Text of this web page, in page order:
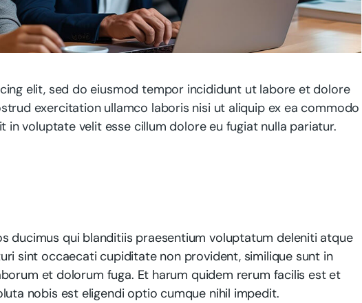
elit, sed do eiusmod tempor incididunt ut labore et dolore
exercitation ullamco laboris nisi ut aliquip ex ea commodo
voluptate velit esse cillum dolore eu fugiat nulla pariatur.
ducimus qui blanditiis praesentium voluptatum deleniti atque
sint occaecati cupiditate non provident, similique sunt in
et dolorum fuga. Et harum quidem rerum facilis est et
nobis est eligendi optio cumque nihil impedit.